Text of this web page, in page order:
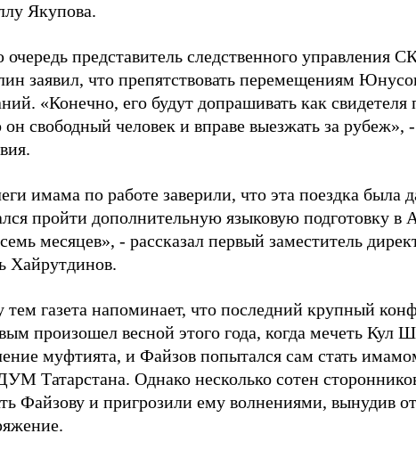
Якупова.
представитель следственного управления
заявил, что препятствовать перемещениям
«Конечно, его будут допрашивать как
он свободный человек и вправе выезжать за рубеж»,
имама по работе заверили, что эта поездка была
пройти дополнительную языковую подготовку в
месяцев», - рассказал первый заместитель
Хайрутдинов.
газета напоминает, что последний крупный
произошел весной этого года, когда мечеть Кул
муфтията, и Файзов попытался сам стать
Татарстана. Однако несколько сотен
Файзову и пригрозили ему волнениями, вынудив